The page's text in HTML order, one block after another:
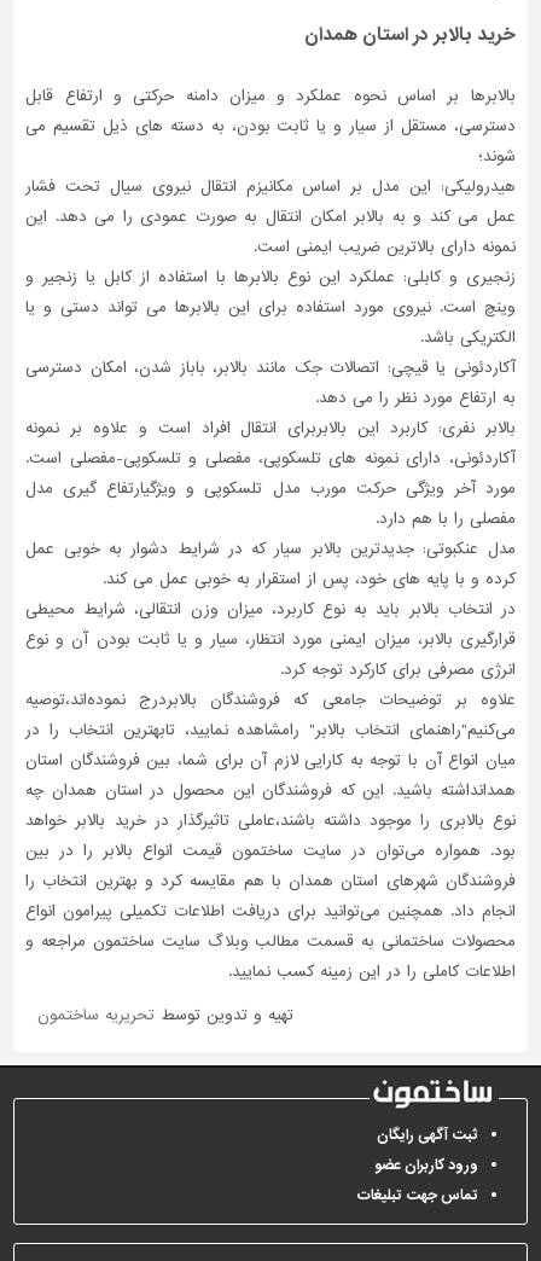
خرید بالابر در استان همدان
بالابرها بر اساس نحوه عملکرد و میزان دامنه حرکتی و ارتفاع قابل
دسترسی، مستقل از سیار و یا ثابت بودن، به دسته های ذیل تقسیم می
شوند؛
هیدرولیکی: این مدل بر اساس مکانیزم انتقال نیروی سیال تحت فشار
عمل می کند و به بالابر امکان انتقال به صورت عمودی را می دهد. این
نمونه دارای بالاترین ضریب ایمنی است.
زنجیری و کابلی: عملکرد این نوع بالابرها با استفاده از کابل یا زنجیر و
وینچ است. نیروی مورد استفاده برای این بالابرها می تواند دستی و یا
الکتریکی باشد.
آکاردئونی یا قیچی: اتصالات جک مانند بالابر، باباز شدن، امکان دسترسی
به ارتفاع مورد نظر را می دهد.
بالابر نفری: کاربرد این بالابربرای انتقال افراد است و علاوه بر نمونه
آکاردئونی، دارای نمونه های تلسکوپی، مفصلی و تلسکوپی-مفصلی است.
مورد آخر ویژگی حرکت مورب مدل تلسکوپی و ویژگیارتفاع گیری مدل
مفصلی را با هم دارد.
مدل عنکبوتی: جدیدترین بالابر سیار که در شرایط دشوار به خوبی عمل
کرده و با پایه های خود، پس از استقرار به خوبی عمل می کند.
در انتخاب بالابر باید به نوع کاربرد، میزان وزن انتقالی، شرایط محیطی
قرارگیری بالابر، میزان ایمنی مورد انتظار، سیار و یا ثابت بودن آن و نوع
انرژی مصرفی برای کارکرد توجه کرد.
علاوه بر توضیحات جامعی که فروشندگان بالابردرج نموده‌اند،توصیه
می‌کنیم"راهنمای انتخاب بالابر" رامشاهده نمایید، تابهترین انتخاب را در
میان انواع آن با توجه به کارایی لازم آن برای شما، بین فروشندگان استان
همدانداشته باشید. این که فروشندگان این محصول در استان همدان چه
نوع بالابری را موجود داشته باشند،عاملی تاثیر‌گذار در خرید بالابر خواهد
بود. همواره می‌توان در سایت ساختمون قیمت انواع بالابر را در بین
فروشندگان شهرهای استان همدان با هم مقایسه کرد و بهترین انتخاب را
انجام داد. همچنین می‌توانید برای دریافت اطلاعات تکمیلی پیرامون انواع
محصولات ساختمانی به قسمت مطالب وبلاگ سایت ساختمون مراجعه و
اطلاعات کاملی را در این زمینه کسب نمایید.
تهیه و تدوین توسط تحریریه ساختمون
ثبت آگهی رایگان
ورود کاربران عضو
تماس جهت تبلیغات